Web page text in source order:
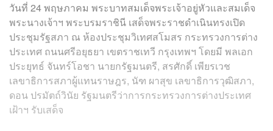
วันที่ 24 พฤษภาคม พระบาทสมเด็จพระเจ้าอยู่หัวและสมเด็จ
พระนางเจ้าฯ พระบรมราชินี เสด็จพระราชดำเนินทรงเปิด
ประชุมรัฐสภา ณ ห้องประชุมวิเทศสโมสร กระทรวงการต่าง
ประเทศ ถนนศรีอยุธยา เขตราชเทวี กรุงเทพฯ โดยมี พลเอก
ประยุทธ์ จันทร์โอชา นายกรัฐมนตรี, สรศักดิ์ เพียรเวช
เลขาธิการสภาผู้แทนราษฎร, นัฑ ผาสุข เลขาธิการวุฒิสภา,
ดอน ปรมัตถ์วินัย รัฐมนตรีว่าการกระทรวงการต่างประเทศ
เฝ้าฯ รับเสด็จ